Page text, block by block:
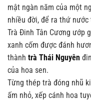
mật ngàn năm của một
nhiều đời, để ra thứ
Trà Đinh Tân Cương ướp
xanh cốm được đánh
thành trà Thái Nguyên
của hoa sen.
Từng thép trà đóng nhũ
ấm nhỏ, xếp cánh hoa